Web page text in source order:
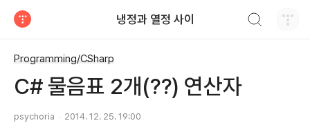
냉정과 열정 사이
Programming/CSharp
C# 물음표 2개(??) 연산자
psychoria 2014. 12. 25. 19:00